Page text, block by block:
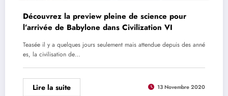
Découvrez la preview pleine de science pour
l’arrivée de Babylone dans Civilization VI
Teasée il y a quelques jours seulement mais attendue depuis des anné
es, la civilisation de…
Lire la suite 13 Novembre 2020